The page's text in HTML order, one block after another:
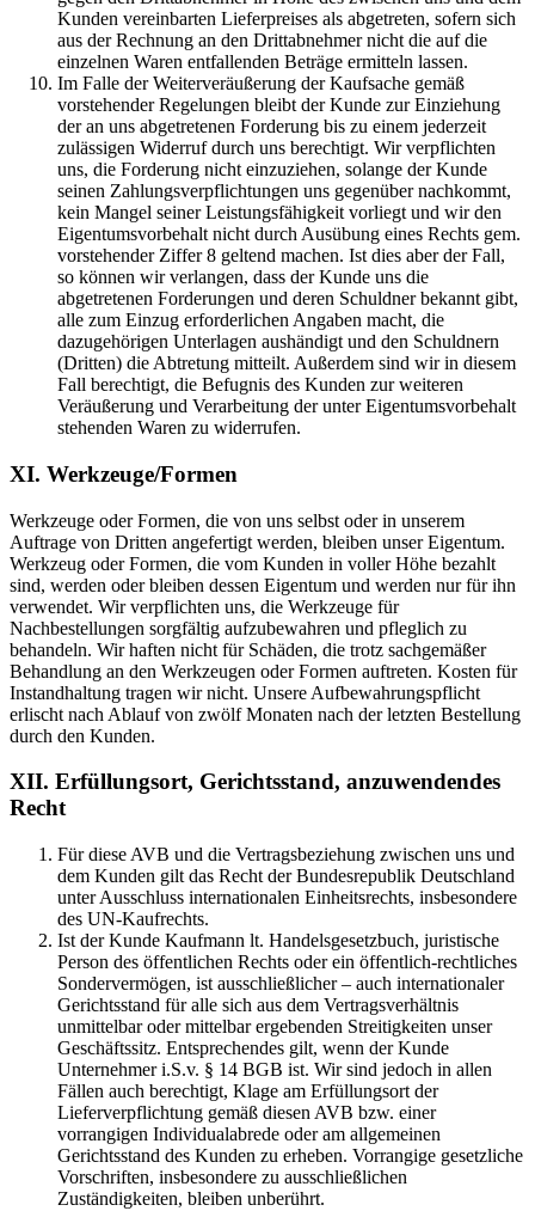
Kunden vereinbarten Lieferpreises als abgetreten, sofern sich
aus der Rechnung an den Drittabnehmer nicht die auf die
einzelnen Waren entfallenden Beträge ermitteln lassen.
Im Falle der Weiterveräußerung der Kaufsache gemäß
vorstehender Regelungen bleibt der Kunde zur Einziehung
der an uns abgetretenen Forderung bis zu einem jederzeit
zulässigen Widerruf durch uns berechtigt. Wir verpflichten
uns, die Forderung nicht einzuziehen, solange der Kunde
seinen Zahlungsverpflichtungen uns gegenüber nachkommt,
kein Mangel seiner Leistungsfähigkeit vorliegt und wir den
Eigentumsvorbehalt nicht durch Ausübung eines Rechts gem.
vorstehender Ziffer 8 geltend machen. Ist dies aber der Fall,
so können wir verlangen, dass der Kunde uns die
abgetretenen Forderungen und deren Schuldner bekannt gibt,
alle zum Einzug erforderlichen Angaben macht, die
dazugehörigen Unterlagen aushändigt und den Schuldnern
(Dritten) die Abtretung mitteilt. Außerdem sind wir in diesem
Fall berechtigt, die Befugnis des Kunden zur weiteren
Veräußerung und Verarbeitung der unter Eigentumsvorbehalt
stehenden Waren zu widerrufen.
XI. Werkzeuge/Formen
Werkzeuge oder Formen, die von uns selbst oder in unserem
Auftrage von Dritten angefertigt werden, bleiben unser Eigentum.
Werkzeug oder Formen, die vom Kunden in voller Höhe bezahlt
sind, werden oder bleiben dessen Eigentum und werden nur für ihn
verwendet. Wir verpflichten uns, die Werkzeuge für
Nachbestellungen sorgfältig aufzubewahren und pfleglich zu
behandeln. Wir haften nicht für Schäden, die trotz sachgemäßer
Behandlung an den Werkzeugen oder Formen auftreten. Kosten für
Instandhaltung tragen wir nicht. Unsere Aufbewahrungspflicht
erlischt nach Ablauf von zwölf Monaten nach der letzten Bestellung
durch den Kunden.
XII. Erfüllungsort, Gerichtsstand, anzuwendendes
Recht
Für diese AVB und die Vertragsbeziehung zwischen uns und
dem Kunden gilt das Recht der Bundesrepublik Deutschland
unter Ausschluss internationalen Einheitsrechts, insbesondere
des UN-Kaufrechts.
Ist der Kunde Kaufmann lt. Handelsgesetzbuch, juristische
Person des öffentlichen Rechts oder ein öffentlich-rechtliches
Sondervermögen, ist ausschließlicher – auch internationaler
Gerichtsstand für alle sich aus dem Vertragsverhältnis
unmittelbar oder mittelbar ergebenden Streitigkeiten unser
Geschäftssitz. Entsprechendes gilt, wenn der Kunde
Unternehmer i.S.v. § 14 BGB ist. Wir sind jedoch in allen
Fällen auch berechtigt, Klage am Erfüllungsort der
Lieferverpflichtung gemäß diesen AVB bzw. einer
vorrangigen Individualabrede oder am allgemeinen
Gerichtsstand des Kunden zu erheben. Vorrangige gesetzliche
Vorschriften, insbesondere zu ausschließlichen
Zuständigkeiten, bleiben unberührt.